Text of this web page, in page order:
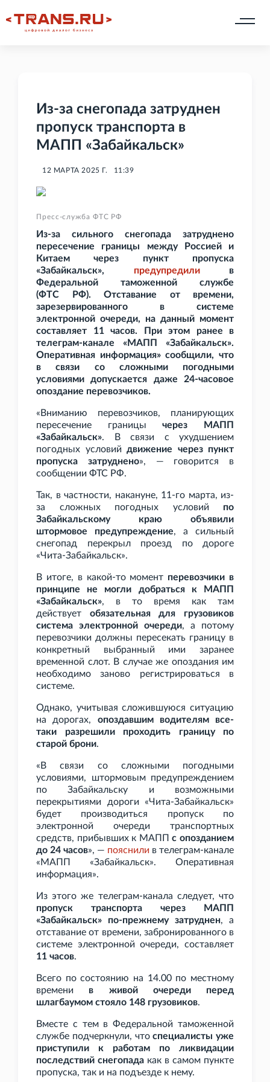
Из-за снегопада затруднен
пропуск транспорта в
МАПП «Забайкальск»
12 МАРТА 2025 Г. 11:39
Пресс-служба ФТС РФ
Из-за сильного снегопада затруднено
пересечение границы между Россией и
Китаем через пункт пропуска
«Забайкальск», предупредилив
Федеральной таможенной службе
(ФТС
РФ). Отставание от времени,
зарезервированного в системе
электронной очереди, на данный момент
составляет 11
часов. При этом ранее в
телеграм-канале «МАПП «Забайкальск».
Оперативная информация» сообщили, что
в связи со сложными погодными
условиями допускается даже 24-часовое
опоздание перевозчиков.
«Вниманию перевозчиков, планирующих
пересечение границычерез МАПП
«Забайкальск». В связи с ухудшением
погодных условий движение через пункт
пропуска затруднено», — говорится в
сообщении ФТС РФ.
Так, в частности, накануне, 11-го марта, из-
за сложных погодных условий по
Забайкальскому краю объявили
штормовое предупреждение, а сильный
снегопад перекрыл проезд по дороге
«Чита-Забайкальск».
В итоге, в какой-то момент перевозчики в
принципе не могли добраться к МАПП
«Забайкальск», в то время как там
действует обязательная для грузовиков
система электронной очереди, а потому
перевозчики должны пересекать границу в
конкретный выбранный ими заранее
временной слот. В случае же опоздания им
необходимо заново регистрироваться в
системе.
Однако, учитывая сложившуюся ситуацию
на дорогах, опоздавшим водителям все-
таки разрешили проходить границу по
старой брони.
«В связи со сложными погодными
условиями, штормовым предупреждением
по Забайкальску и возможными
перекрытиями дороги «Чита-Забайкальск»
будет производиться пропуск по
электронной очереди транспортных
средств, прибывших к МАППс опозданием
до 24 часов», — пояснили в телеграм-канале
«МАПП «Забайкальск». Оперативная
информация».
Из этого же телеграм-канала следует, что
пропуск транспорта через МАПП
«Забайкальск» по-прежнему затруднен, а
отставание от времени, забронированного в
системе электронной очереди, составляет
11 часов.
Всего по состоянию на 14.00 по местному
времени в живой очереди перед
шлагбаумом стояло 148 грузовиков.
Вместе с тем в Федеральной таможенной
службе подчеркнули, чтоспециалисты уже
приступили к работам по ликвидации
последствий снегопада как в самом пункте
пропуска, так и на подъезде к нему.